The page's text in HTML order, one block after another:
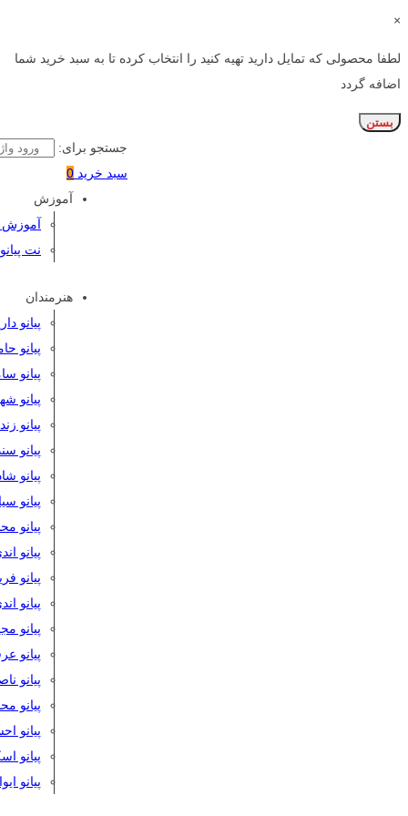
×
لطفا محصولی که تمایل دارید تهیه کنید را انتخاب کرده تا به سبد خرید شما
اضافه گردد
بستن
جستجو برای:
سبد خرید 0
آموزش
آموزش
نت پیانو
هنرمندان
پیانو
پیانو
پیانو
پیانو
پیانو
پیانو
پیانو
پیانو
پیانو
پیانو
پیانو
پیانو
پیانو
پیانو
پیانو
پیانو
پیانو
پیانو
پیانو